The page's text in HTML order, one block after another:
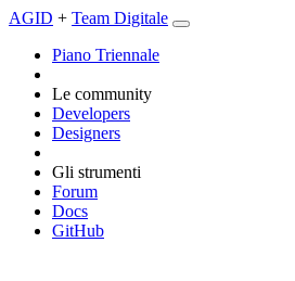
AGID + Team Digitale
Piano Triennale
Le community
Developers
Designers
Gli strumenti
Forum
Docs
GitHub